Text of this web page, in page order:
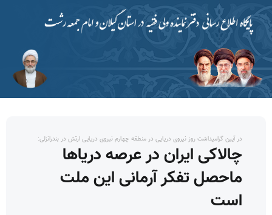
در آیین گرامیداشت روز نیروی دریایی در منطقه چهارم نیروی دریایی ارتش در بندرانزلی:
چالاکی ایران در عرصه دریاها
ماحصل تفکر آرمانی این ملت
است